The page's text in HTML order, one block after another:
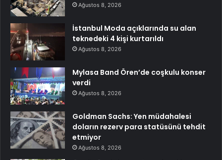
Ağustos 8, 2026
İstanbul Moda açıklarında su alan
teknedeki 4 kişi kurtarıldı
Ağustos 8, 2026
Mylasa Band Ören’de coşkulu konser
verdi
Ağustos 8, 2026
Goldman Sachs: Yen müdahalesi
doların rezerv para statüsünü tehdit
etmiyor
Ağustos 8, 2026